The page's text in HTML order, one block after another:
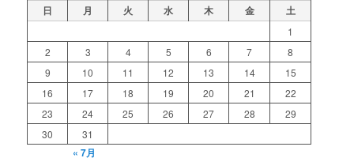
日 月 火 水 木 金 土
1
2
3 4 5 6 7
8
9
10 11 12 13 14
15
16
17 18 19 20 21
22
23
24 25 26 27 28
29
30
31
« 7月